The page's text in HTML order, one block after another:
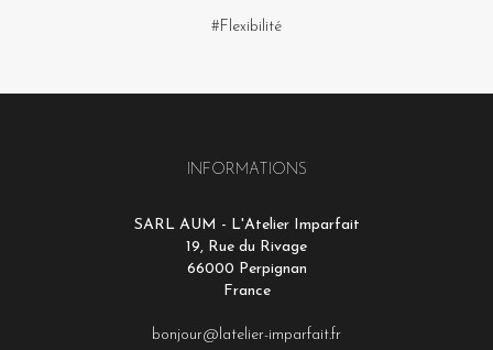
#Flexibilité
INFORMATIONS
SARL AUM - L'Atelier Imparfait
19, Rue du Rivage
66000 Perpignan
France
bonjour@latelier-imparfait.fr